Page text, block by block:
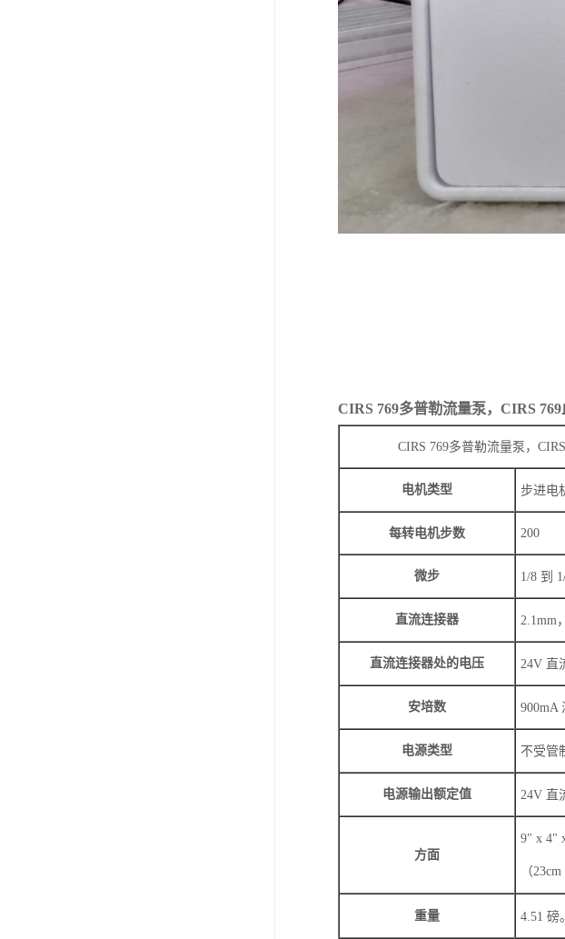
CIRS 769多普勒流量泵，CIRS 769
CIRS 769多普勒流量泵，
电机类型 步进电
每转电机步数 200
微步 1/8 到
直流连接器 2.1mm
直流连接器处的电压 24V 直
安培数 900mA
电源类型 不受管
电源输出额定值 24V 直
方面
9" x 4"
（
重量 4.51 磅。